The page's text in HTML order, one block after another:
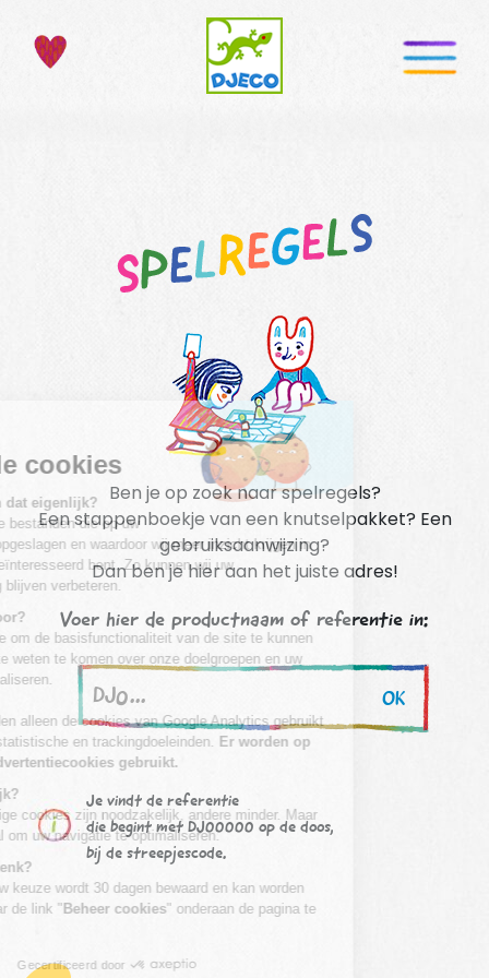
Ben je op zoek naar spelregels?
Een stappenboekje van een knutselpakket? Een
gebruiksaanwijzing?
Dan ben je hier aan het juiste adres!
Voer hier de productnaam of referentie in:
OK
Je vindt de referentie
die begint met DJ00000 op de doos,
bij de streepjescode.